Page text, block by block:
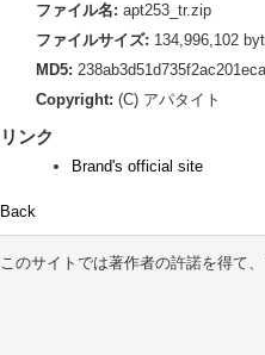
ファイル名: apt253_tr.zip
ファイルサイズ: 134,996,102
MD5:
Copyright: (C) アパタイト
リンク
Brand's official site
Back
このサイトでは著作者の許諾を得て